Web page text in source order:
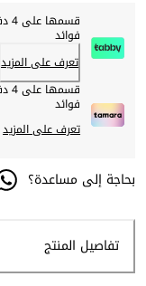
قسمها على 4 دفعات شهرية بقيمة
فوائد
تعرف على المزيد
قسمها على 4 دفعات شهرية بقيمة
فوائد
تعرف على المزيد
بحاجة إلى مساعدة؟
تفاصيل المنتج